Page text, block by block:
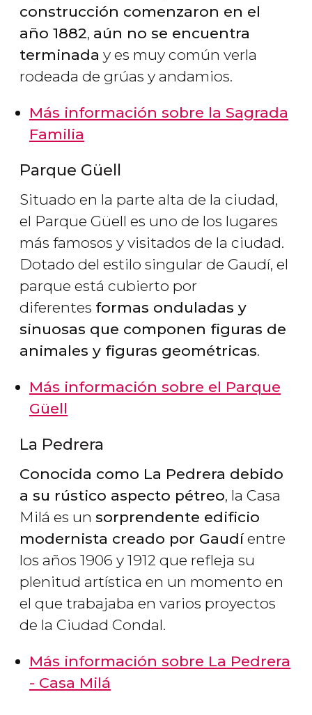
construcción comenzaron en el
año 1882, aún no se encuentra
terminada y es muy común verla
rodeada de grúas y andamios.
Más información sobre la Sagrada
Familia
Parque Güell
Situado en la parte alta de la ciudad,
el Parque Güell es uno de los lugares
más famosos y visitados de la ciudad.
Dotado del estilo singular de Gaudí, el
parque está cubierto por
diferentes formas onduladas y
sinuosas que componen figuras de
animales y figuras geométricas.
Más información sobre el Parque
Güell
La Pedrera
Conocida como La Pedrera debido
a su rústico aspecto pétreo, la Casa
Milá es un sorprendente edificio
modernista creado por Gaudíentre
los años 1906 y 1912 que refleja su
plenitud artística en un momento en
el que trabajaba en varios proyectos
de la Ciudad Condal.
Más información sobre La Pedrera
- Casa Milá